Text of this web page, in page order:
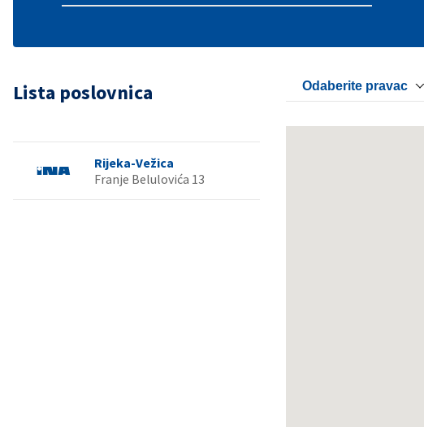
Lista poslovnica
Rijeka-Vežica
Franje Belulovića 13
Odaberite pravac